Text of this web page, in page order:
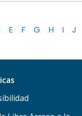
E F G H I J